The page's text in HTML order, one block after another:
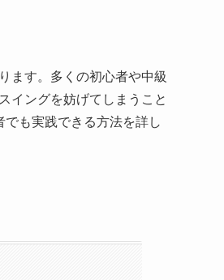
ます。多くの初心者や中級
イングを妨げてしまうこと
も実践できる方法を詳し